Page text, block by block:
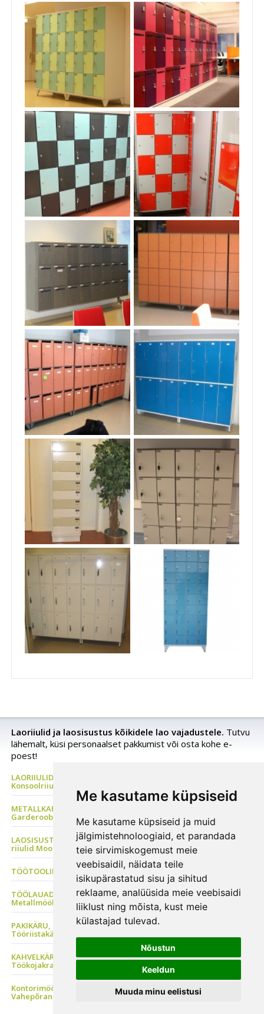
Me kasutame küpsiseid
Me kasutame küpsiseid ja muid
jälgimistehnoloogiaid, et parandada
teie sirvimiskogemust meie
veebisaidil, näidata teile
isikupärastatud sisu ja sihitud
reklaame, analüüsida meie veebisaidi
liiklust ning mõista, kust meie
külastajad tulevad.
Nõustun
Keeldun
Muuda minu eelistusi
Laoriiulid ja laosisustus kõikidele lao vajadustele. Tutvu
lähemalt, küsi personaalset pakkumist või osta kohe e-
poest!
LAORIIULID Metallriiul, Kaubaaluste riiul, Rehviriiul,
Konsoolriiul, Korrusladu
METALLKAPP Metallist Riidekapp, Kontorikapp,
Garderoobikapp, Tööriistakapp
LAOSISUSTUS, Plastkarbid, Laomööbel, PVC kardinad, Metallist
riiulid Moodulriiulid
TÖÖTOOLID Sadultoolid, Ratastaburetid, ESD tool
TÖÖLAUAD Tööstusmööbel, Töökojakapp, Perfosein, Seisulaud
Metallmööbel
PAKIKÄRU, Transpordikäru, Platvormkäru, Kaubakäru, Riiulkäru,
Tööriistakäru
KAHVELKÄRU, Virnastaja, Käärtõstuk, Tõstelaud,
Töökojakraanad
Kontorimööbel, Metallmööbel, Metallist laoriiul, Lao
Vahepõrand, Kergkaubariiul